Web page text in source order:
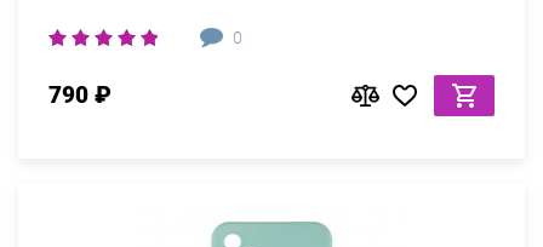
0
790 ₽